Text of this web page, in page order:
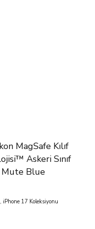
MagSafe Kılıf
Askeri Sınıf
Mute Blue
, iPhone 17 Koleksiyonu